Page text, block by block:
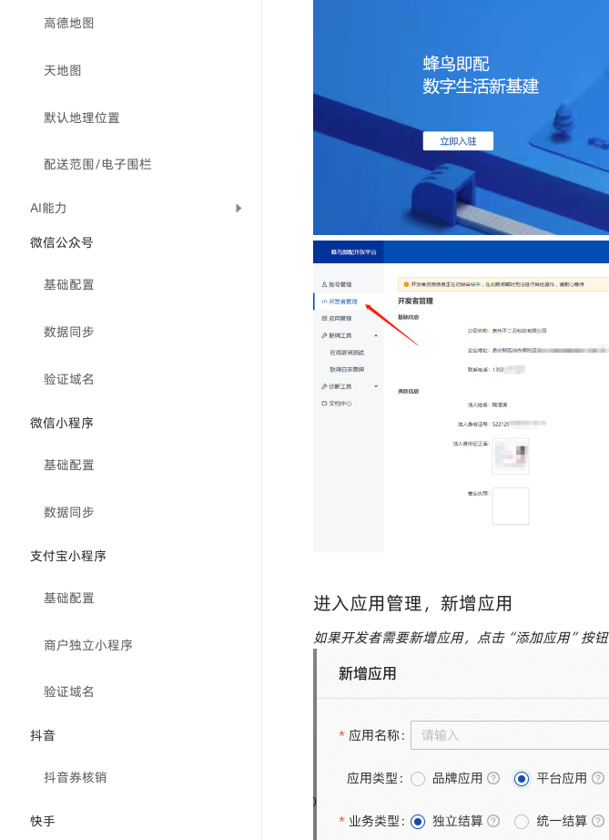
高德地图
天地图
默认地理位置
配送范围/电子围栏
AI能力
微信公众号
基础配置
数据同步
验证域名
微信小程序
基础配置
数据同步
支付宝小程序
基础配置
商户独立小程序
验证域名
抖音
抖音券核销
快手
进入应用管理，新增应用
如果开发者需要新增应用，点击“添加应用”按钮